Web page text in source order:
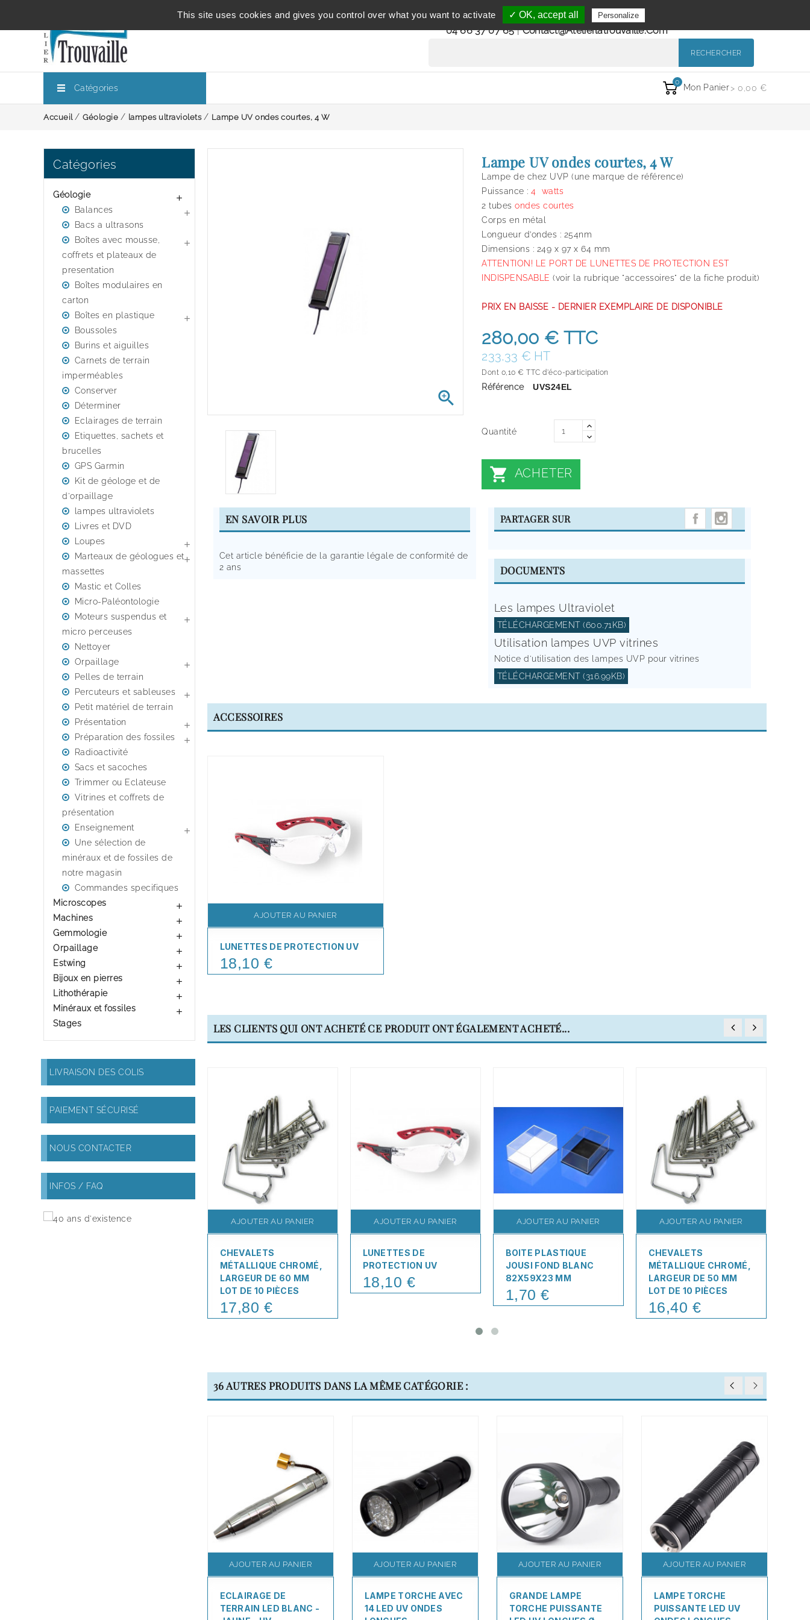
Service clientèle
du lundi au vendredi de 9h à 12h et de 14h à 18h
04 66 37 07 65|Contact@atelierlatrouvaille.com
RECHERCHER
Catégories
0
Mon Panier> 0,00 €
Accueil Géologie lampes ultraviolets Lampe UV ondes courtes, 4 W
Catégories
Géologie 
Balances 
Bacs a ultrasons
Boîtes avec mousse,
coffrets et plateaux de
presentation

Boîtes modulaires en
carton
Boîtes en plastique

Boussoles
Burins et aiguilles
Carnets de terrain
imperméables
Conserver
Déterminer
Eclairages de terrain
Etiquettes, sachets et
brucelles
GPS Garmin
Kit de géologe et de
d'orpaillage
lampes ultraviolets
Livres et DVD
Loupes

Marteaux de géologues et
massettes

Mastic et Colles
Micro-Paléontologie
Moteurs suspendus et
micro perceuses

Nettoyer
Orpaillage

Pelles de terrain
Percuteurs et sableuses

Petit matériel de terrain
Présentation

Préparation des fossiles 
Radioactivité
Sacs et sacoches
Trimmer ou Eclateuse
Vitrines et coffrets de
présentation
Enseignement

Une sélection de
minéraux et de fossiles de
notre magasin
Commandes specifiques
Microscopes

Machines 
Gemmologie 
Orpaillage 
Estwing 
Bijoux en pierres 
Lithothérapie 
Minéraux et fossiles 
Stages
LIVRAISON DES COLIS
PAIEMENT SÉCURISÉ
NOUS CONTACTER
INFOS / FAQ

Lampe UV ondes courtes, 4 W
Lampe de chez UVP (une marque de référence)
Puissance :4 watts
2 tubesondes courtes
Corps en métal
Longueur d’ondes : 254nm
Dimensions : 249 x 97 x 64 mm
ATTENTION! LE PORT DE LUNETTES DE PROTECTION EST
INDISPENSABLE(voir la rubrique "accessoires" de la fiche produit)
PRIX EN BAISSE - DERNIER EXEMPLAIRE DE DISPONIBLE
280,00 € TTC
233,33 € HT
Dont 0,10 € TTC d'éco-participation
Référence UVS24EL
Quantité
 ACHETER
EN SAVOIR PLUS
Cet article bénéficie de la garantie légale de conformité de
2 ans
PARTAGER SUR
DOCUMENTS
Les lampes Ultraviolet
TÉLÉCHARGEMENT (600.71KB)
Utilisation lampes UVP vitrines
Notice d'utilisation des lampes UVP pour vitrines
TÉLÉCHARGEMENT (316.99KB)
ACCESSOIRES
AJOUTER AU PANIER
LUNETTES DE PROTECTION UV
Price
18,10 €
LES CLIENTS QUI ONT ACHETÉ CE PRODUIT ONT ÉGALEMENT ACHETÉ...
AJOUTER AU PANIER
CHEVALETS
MÉTALLIQUE CHROMÉ,
LARGEUR DE 60 MM
LOT DE 10 PIÈCES
Price
17,80 €
AJOUTER AU PANIER
LUNETTES DE
PROTECTION UV
Price
18,10 €
AJOUTER AU PANIER
BOITE PLASTIQUE
JOUSI FOND BLANC
82X59X23 MM
Price
1,70 €
AJOUTER AU PANIER
CHEVALETS
MÉTALLIQUE CHROMÉ,
LARGEUR DE 50 MM
LOT DE 10 PIÈCES
Price
16,40 €
36 AUTRES PRODUITS DANS LA MÊME CATÉGORIE :
AJOUTER AU PANIER
ECLAIRAGE DE
TERRAIN LED BLANC -
AJOUTER AU PANIER
LAMPE TORCHE AVEC
14 LED UV ONDES
AJOUTER AU PANIER
GRANDE LAMPE
TORCHE PUISSANTE
AJOUTER AU PANIER
LAMPE TORCHE
PUISSANTE LED UV
This site uses cookies and gives you control over what you want to activate ✓ OK, accept all Personalize